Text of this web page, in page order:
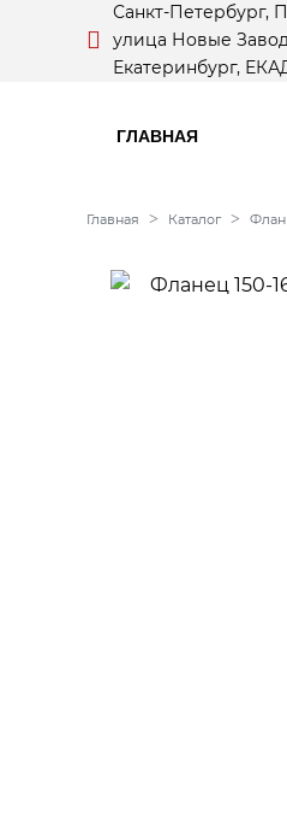
Санкт-Петербург,
улица Новые
Екатеринбург,
ГЛАВНАЯ
Главная Каталог